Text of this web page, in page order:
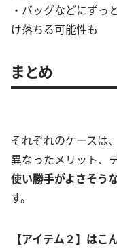
・バッグなどにずっ
け落ちる可能性も
まとめ
それぞれのケースは、
異なったメリット、
使い勝手がよさそう
す。
【アイテム２】はこ